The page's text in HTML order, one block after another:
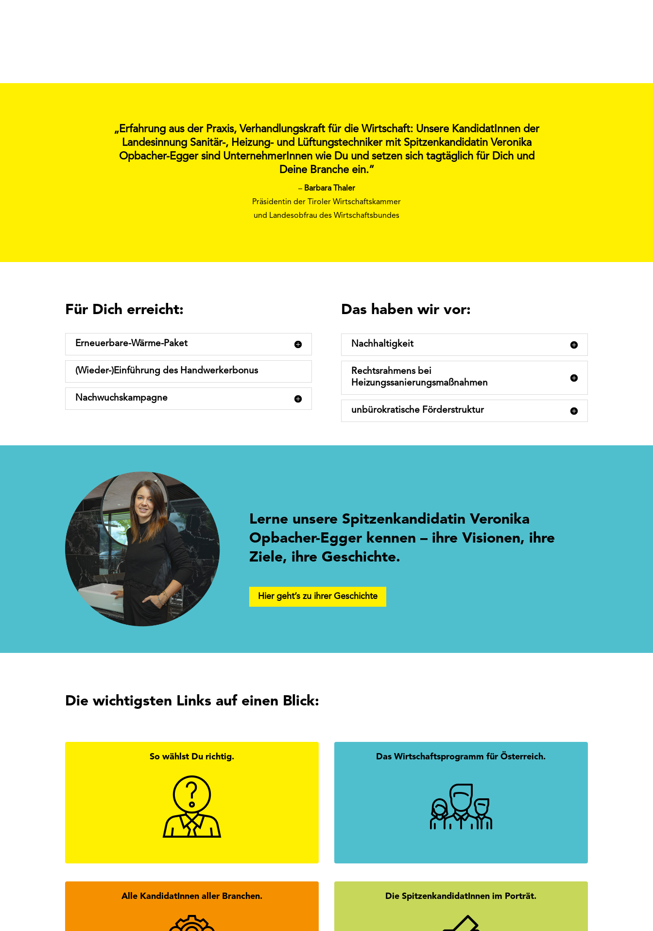
„Erfahrung aus der Praxis, Verhandlungskraft für die Wirtschaft: Unsere KandidatInnen der
Landesinnung Sanitär-, Heizung- und Lüftungstechniker mit Spitzenkandidatin Veronika
Opbacher-Egger sind UnternehmerInnen wie Du und setzen sich tagtäglich für Dich und
Deine Branche ein.“
– Barbara Thaler
Präsidentin der Tiroler Wirtschaftskammer
und Landesobfrau des Wirtschaftsbundes
Für Dich erreicht:
Erneuerbare-Wärme-Paket
(Wieder-)Einführung des Handwerkerbonus
Nachwuchskampagne
Das haben wir vor:
Nachhaltigkeit
Rechtsrahmens bei
Heizungssanierungsmaßnahmen
unbürokratische Förderstruktur
Lerne unsere Spitzenkandidatin Veronika
Opbacher-Egger kennen – ihre Visionen, ihre
Ziele, ihre Geschichte.
Hier geht’s zu ihrer Geschichte
Die wichtigsten Links auf einen Blick:
So wählst Du richtig.
Hier findest Du alle Antworten zur
Wirtschaftskammerwahl.
Das Wirtschaftsprogramm für Österreich.
Mission Austria: Gemeinsam. Erfolgreich.
Alle KandidatInnen aller Branchen.
Hier findest Du alle KandidatInnen des Tiroler
Die SpitzenkandidatInnen im Porträt.
Wer steckt hinter den Namen? Hier geht’s zu den